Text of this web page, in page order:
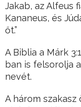
Jakab, az Alfeus
Kananeus, és
őt.”
A Biblia a Márk
ban is felsorolja
nevét.
A három